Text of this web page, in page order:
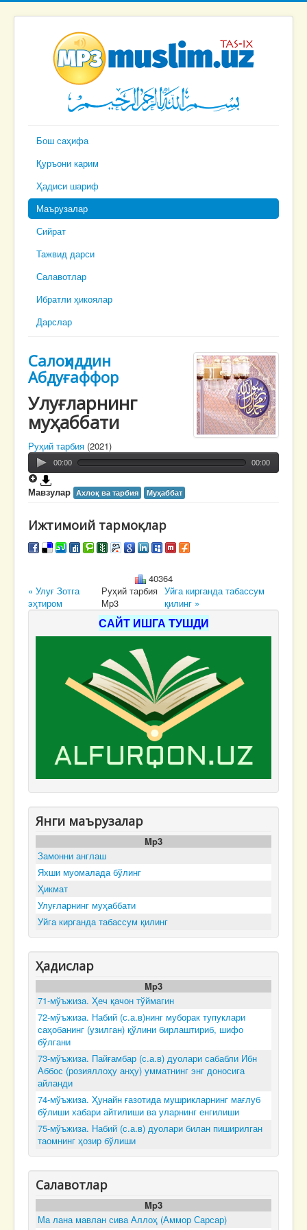
Бош саҳифа
Қуръони карим
Ҳадиси шариф
Маърузалар
Сийрат
Тажвид дарси
Салавотлар
Ибратли ҳикоялар
Дарслар
Салоҳиддин
Абдуғаффор
Улуғларнинг
муҳаббати
Руҳий тарбия (2021)
00:00 00:00
Мавзулар Ахлоқ ва тарбия Муҳаббат
Ижтимоий тармоқлар
40364
« Улуғ Зотга
эҳтиром
Руҳий тарбия
Mp3
Уйга кирганда табассум
қилинг »
САЙТ ИШГА ТУШДИ
Янги маърузалар
Mp3
Замонни англаш
Яхши муомалада бўлинг
Ҳикмат
Улуғларнинг муҳаббати
Уйга кирганда табассум қилинг
Ҳадислар
Mp3
71-мўъжиза. Ҳеч қачон тўймагин
72-мўъжиза. Набий (с.а.в)нинг муборак тупуклари
саҳобанинг (узилган) қўлини бирлаштириб, шифо
бўлгани
73-мўъжиза. Пайғамбар (с.а.в) дуолари сабабли Ибн
Аббос (розияллоҳу анҳу) умматнинг энг доносига
айланди
74-мўъжиза. Ҳунайн ғазотида мушрикларнинг мағлуб
бўлиши хабари айтилиши ва уларнинг енгилиши
75-мўъжиза. Набий (с.а.в) дуолари билан пиширилган
таомнинг ҳозир бўлиши
Салавотлар
Mp3
Ма лана мавлан сива Аллоҳ (Аммор Сарсар)